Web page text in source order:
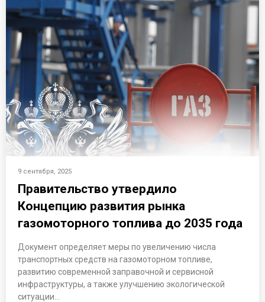
9 сентября, 2025
Правительство утвердило
Концепцию развития рынка
газомоторного топлива до 2035 года
Документ определяет меры по увеличению числа
транспортных средств на газомоторном топливе,
развитию современной заправочной и сервисной
инфраструктуры, а также улучшению экологической
ситуации…